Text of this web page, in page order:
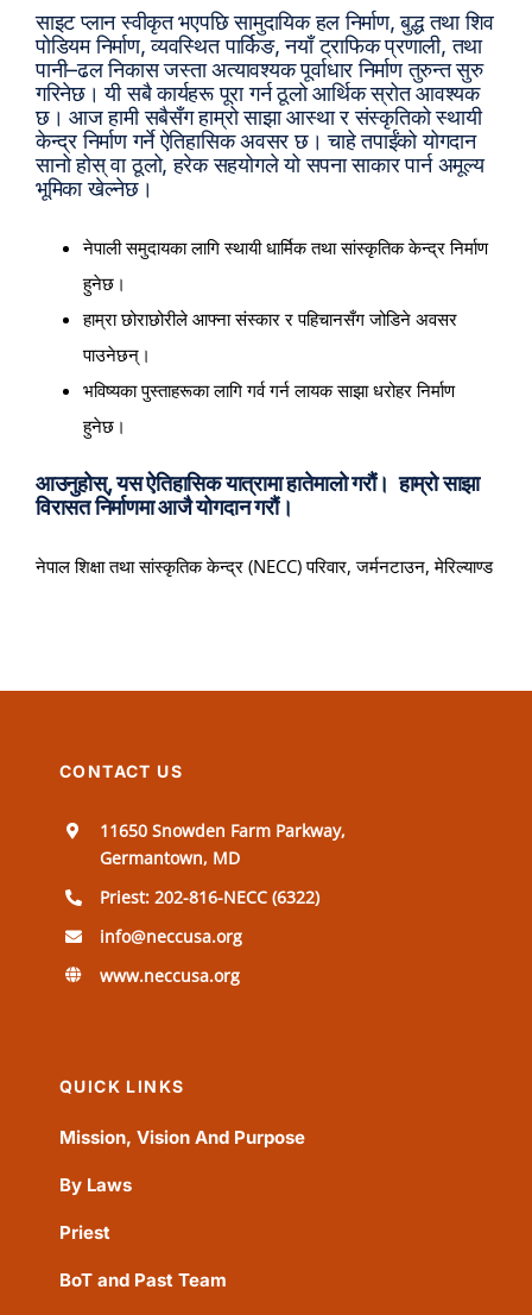
साइट प्लान स्वीकृत भएपछि सामुदायिक हल निर्माण, बुद्ध तथा शिव
पोडियम निर्माण, व्यवस्थित पार्किङ, नयाँ ट्राफिक प्रणाली, तथा
पानी–ढल निकास जस्ता अत्यावश्यक पूर्वाधार निर्माण तुरुन्त सुरु
गरिनेछ। यी सबै कार्यहरू पूरा गर्न ठूलो आर्थिक स्रोत आवश्यक
छ। आज हामी सबैसँग हाम्रो साझा आस्था र संस्कृतिको स्थायी
केन्द्र निर्माण गर्ने ऐतिहासिक अवसर छ। चाहे तपाईंको योगदान
सानो होस् वा ठूलो, हरेक सहयोगले यो सपना साकार पार्न अमूल्य
भूमिका खेल्नेछ।
नेपाली समुदायका लागि स्थायी धार्मिक तथा सांस्कृतिक केन्द्र निर्माण
हुनेछ।
हाम्रा छोराछोरीले आफ्ना संस्कार र पहिचानसँग जोडिने अवसर
पाउनेछन्।
भविष्यका पुस्ताहरूका लागि गर्व गर्न लायक साझा धरोहर निर्माण
हुनेछ।
आउनुहोस्, यस ऐतिहासिक यात्रामा हातेमालो गरौं। हाम्रो साझा
विरासत निर्माणमा आजै योगदान गरौं।
नेपाल शिक्षा तथा सांस्कृतिक केन्द्र (NECC) परिवार, जर्मनटाउन, मेरिल्याण्ड
CONTACT US
11650 Snowden Farm Parkway,
Germantown, MD
Priest: 202-816-NECC (6322)
info@neccusa.org
www.neccusa.org
QUICK LINKS
Mission, Vision And Purpose
By Laws
Priest
BoT and Past Team